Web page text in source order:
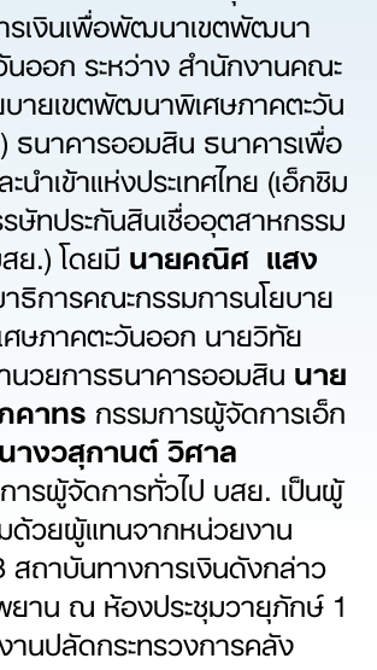
รเงินเพื่อพัฒนาเขตพัฒนา
ออก ระหว่าง สำนักงานคณะ
บายเขตพัฒนาพิเศษภาคตะวัน
นาคารออมสิน ธนาคารเพื่อ
นำเข้าแห่งประเทศไทย (เอ็กซิม
ษัทประกันสินเชื่ออุตสาหกรรม
ย.) โดยมี นายคณิศ แสง
าธิการคณะกรรมการนโยบาย
ษภาคตะวันออก นายวิทัย
วยการธนาคารออมสิน นาย
คาทร กรรมการผู้จัดการเอ็ก
นางวสุกานต์ วิศาล
ารผู้จัดการทั่วไป บสย. เป็นผู้
วยผู้แทนจากหน่วยงาน
ถาบันทางการเงินดังกล่าว
ยาน ณ ห้องประชุมวายุภักษ์ 1
นปลัดกระทรวงการคลัง